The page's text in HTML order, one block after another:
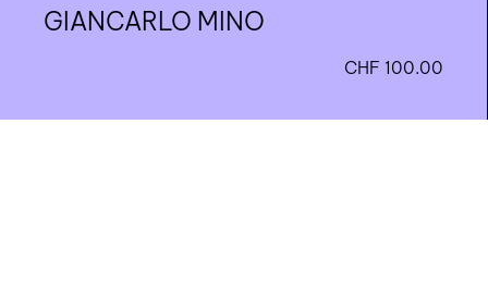
GIANCARLO MINO
CHF 100.00